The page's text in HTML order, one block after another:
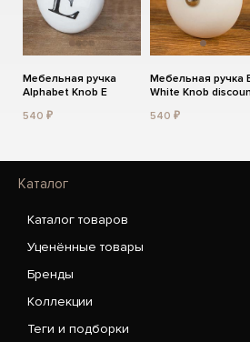
Мебельная ручка
Alphabet Knob E
540 ₽
Мебельная ручка
White Knob
540 ₽
Каталог
Каталог товаров
Уценённые товары
Бренды
Коллекции
Теги и подборки